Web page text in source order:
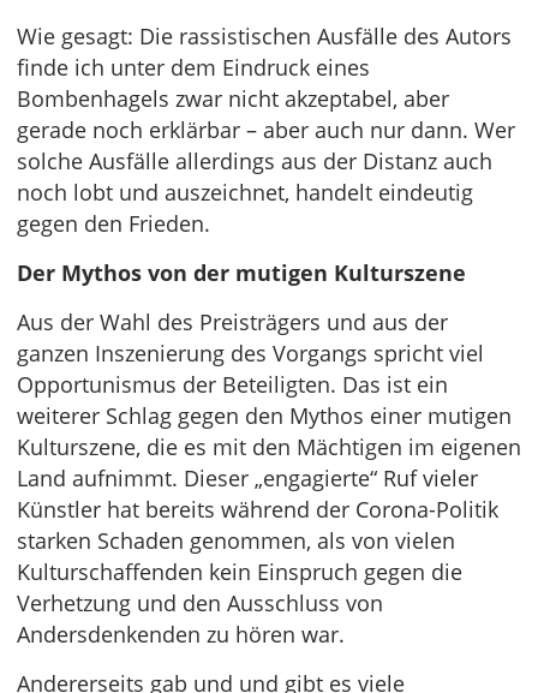
Wie gesagt: Die rassistischen Ausfälle des Autors
finde ich unter dem Eindruck eines
Bombenhagels zwar nicht akzeptabel, aber
gerade noch erklärbar – aber auch nur dann. Wer
solche Ausfälle allerdings aus der Distanz auch
noch lobt und auszeichnet, handelt eindeutig
gegen den Frieden.
Der Mythos von der mutigen Kulturszene
Aus der Wahl des Preisträgers und aus der
ganzen Inszenierung des Vorgangs spricht viel
Opportunismus der Beteiligten. Das ist ein
weiterer Schlag gegen den Mythos einer mutigen
Kulturszene, die es mit den Mächtigen im eigenen
Land aufnimmt. Dieser „engagierte“ Ruf vieler
Künstler hat bereits während der Corona-Politik
starken Schaden genommen, als von vielen
Kulturschaffenden kein Einspruch gegen die
Verhetzung und den Ausschluss von
Andersdenkenden zu hören war.
Andererseits gab und und gibt es viele